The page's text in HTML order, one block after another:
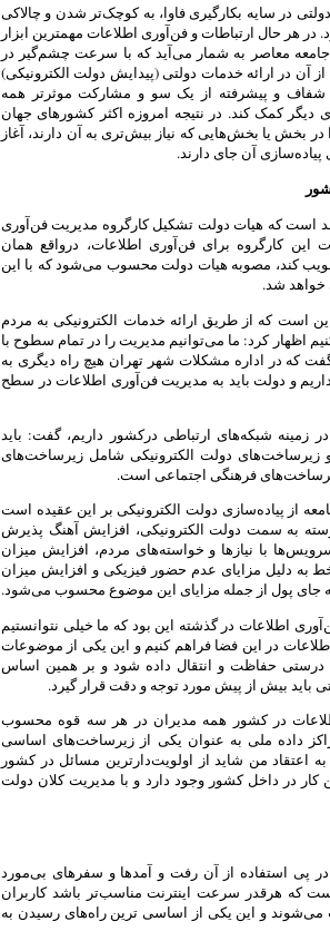
در سایه بکارگیری فاوا، به کوچک‌تر شدن و چالاکی
هر حال ارتباطات و فن‌آوری اطلاعات مهمترین ابزار
معاصر به شمار می‌آید که با سرعت چشم‌گیر در
آن در ارائه خدمات دولتی (پیدایش دولت الکترونیکی)
شفاف و پیشرفته از یک سو و مشارکت موثرتر همه
کمک کند. در نتیجه امروزه اکثر کشورهای جهان
بخش یا بخش‌هایی که نیاز بیش‌تری به آن دارند، آغاز
پیاده‌سازی آن جای دارند.
است که هیات دولت تشکیل کارگروه مدیریت فن‌آوری
کارگروه برای فن‌آوری اطلاعات، درواقع همان
کند، مصوبه هیات دولت محسوب می‌شود که با این
خواهد شد.
است که از طریق ارائه خدمات الکترونیکی به مردم
اظهار کرد: ما می‌توانیم مدیریت را در تمام سطوح با
که در اداره مشکلات شهر تهران هیچ راه دیگری به
و دولت باید به مدیریت فن‌آوری اطلاعات در سطح
زمینه شبکه‌های ارتباطی درکشور داریم، گفت: باید
زیرساخت‌های دولت الکترونیکی شامل زیرساخت‌های
فرهنگی اجتماعی است.
از پیاده‌سازی دولت الکترونیکی بر این عقیده است
به سمت دولت الکترونیکی، افزایش آهنگ پذیرش
با نیازها و خواسته‌های مردم، افزایش میزان
به دلیل مزایای عدم حضور فیزیکی و افزایش میزان
به جای پول از جمله مزایای این موضوع محسوب می‌شود.
اطلاعات در گذشته این بود که ما خیلی نتوانستیم
در این فضا فراهم کنیم و این یکی از موضوعات
حفاظت و انتقال داده شود و بر همین اساس
باید بیش از پیش مورد توجه و دقت قرار گیرد.
اطلاعات در کشور همه مدیران در هر سه قوه محسوب
داده ملی به عنوان یکی از زیرساخت‌های اساسی
اعتقاد من شاید از اولویت‌دارترین مسائل در کشور
در داخل کشور وجود دارد و با مدیریت کلان دولت
پی استفاده از آن رفت و آمدها و سفرهای بی‌مورد
که هرقدر سرعت اینترنت مناسب‌تر باشد کاربران
می‌شوند و این یکی از اساسی ترین راه‌های رسیدن به